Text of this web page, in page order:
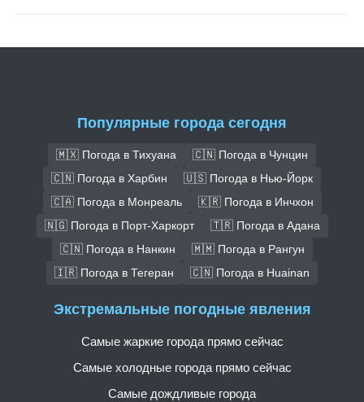
Популярные города сегодня
🇲🇽 Погода в Тихуана
🇨🇳 Погода в Чунцин
🇨🇳 Погода в Харбин
🇺🇸 Погода в Нью-Йорк
🇨🇦 Погода в Монреаль
🇰🇷 Погода в Инчхон
🇳🇬 Погода в Порт-Харкорт
🇹🇷 Погода в Адана
🇨🇳 Погода в Нанкин
🇲🇲 Погода в Рангун
🇮🇷 Погода в Тегеран
🇨🇳 Погода в Huainan
Экстремальные погодные явления
Самые жаркие города прямо сейчас
Самые холодные города прямо сейчас
Самые дождливые города